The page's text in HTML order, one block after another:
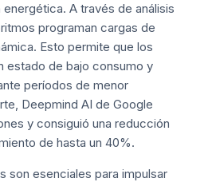
A través de análisis
programan cargas de
Esto permite que los
estado de bajo consumo y
períodos de menor
Deepmind AI de Google
y consiguió una reducción
de hasta un 40%.
son esenciales para impulsar